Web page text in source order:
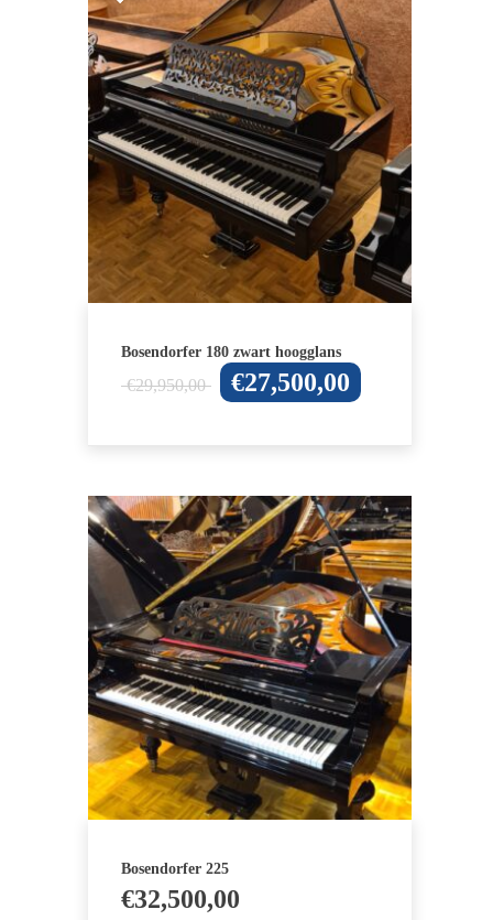
Bosendorfer 180 zwart hoogglans
€29,950,00
Oorspronkelijke
prijs
€27,500,00 Huidige
Bosendorfer 225
€32,500,00